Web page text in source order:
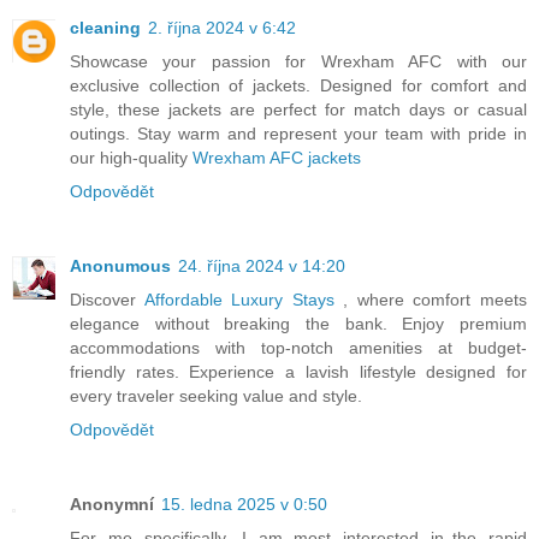
cleaning 2. října 2024 v 6:42
Showcase your passion for Wrexham AFC with our
exclusive collection of jackets. Designed for comfort and
style, these jackets are perfect for match days or casual
outings. Stay warm and represent your team with pride in
our high-quality Wrexham AFC jackets
Odpovědět
Anonumous 24. října 2024 v 14:20
Discover Affordable Luxury Stays
, where comfort meets
elegance without breaking the bank. Enjoy premium
accommodations with top-notch amenities at budget-
friendly rates. Experience a lavish lifestyle designed for
every traveler seeking value and style.
Odpovědět
Anonymní 15. ledna 2025 v 0:50